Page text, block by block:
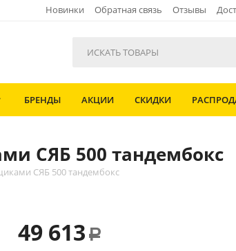
Новинки Обратная связь Отзывы
БРЕНДЫ АКЦИИ СКИДКИ
СЯБ 500 тандембокс
СЯБ 500 тандембокс
49 613 Р